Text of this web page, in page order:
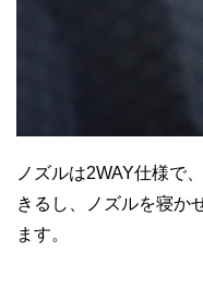
ノズルは2WAY仕様で
きるし、ノズルを寝か
ます。